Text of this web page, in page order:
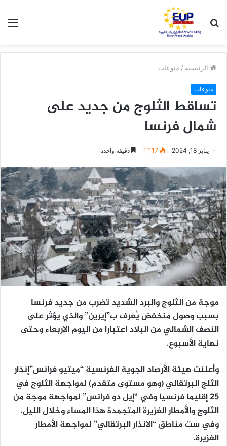
عن
الرئيسية / منوعات
منوعات
تساقط الثلوج من جديد على
شمال فرنسا
يناير 18, 2024 1٬117 دقيقة واحدة
موجة من الثلوج والبرد الشديد تضرب من جديد فرنسا
بسبب وصول منخفض يُعرف ب”إيرين” والذي يؤثر على
النصف الشمالي من البلاد اعتبارا من اليوم الاربعاء وحتى
نهاية الأسبوع.
وأعلنت هيئة الأرصاد الجوية الفرنسية “ميتيو فرانس”إنذار
الثلج البرتقالي (وهو مستوى متقدم) لمواجهة الثلوج في
25 إقليما فرنسيا وفي “إيل دو فرانس” لمواجهة موجة من
الثلوج والأمطار الغزيرة المتجمدة هذا المساء وخلال الليل،
وفي ست مناطق “الانذار البرتقالي” لمواجهة الأمطار
الغزيرة.